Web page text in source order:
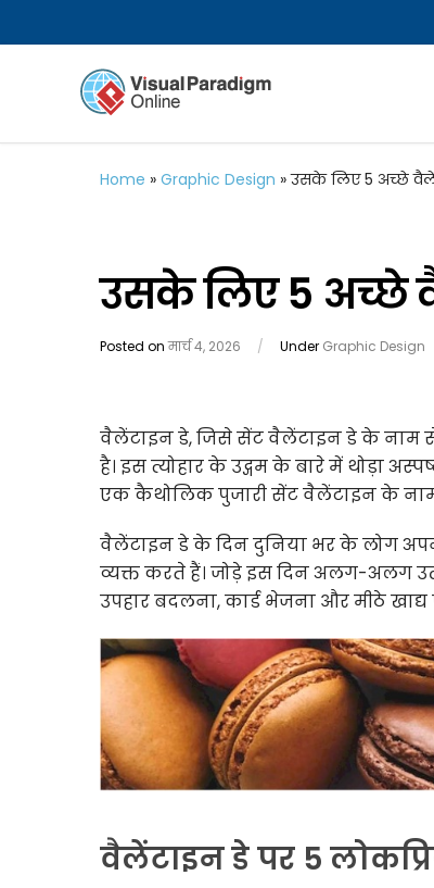
Home » Graphic Design »उसके लिए 5 अच्छे
उसके लिए 5 अच्छे
Posted onमार्च 4, 2026 / Under Graphic Design
वैलेंटाइन डे, जिसे सेंट वैलेंटाइन डे के नाम से
है। इस त्योहार के उद्गम के बारे में थोड़ा
एक कैथोलिक पुजारी सेंट वैलेंटाइन के नाम
वैलेंटाइन डे के दिन दुनिया भर के लोग अपने
व्यक्त करते हैं। जोड़े इस दिन अलग-अलग
उपहार बदलना, कार्ड भेजना और मीठे
वैलेंटाइन डे पर 5